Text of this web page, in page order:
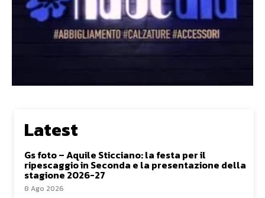
Latest
Gs foto – Aquile Sticciano: la festa per il
ripescaggio in Seconda e la presentazione della
stagione 2026-27
8 Ago 2026